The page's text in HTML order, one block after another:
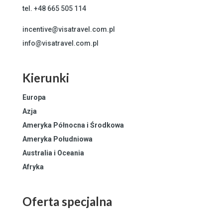
tel. +48 665 505 114
incentive@visatravel.com.pl
info@visatravel.com.pl
Kierunki
Europa
Azja
Ameryka Północna i Środkowa
Ameryka Południowa
Australia i Oceania
Afryka
Oferta specjalna